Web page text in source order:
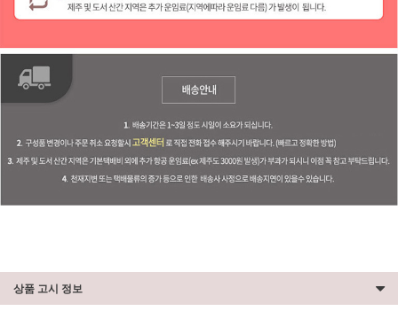
상품 고시 정보